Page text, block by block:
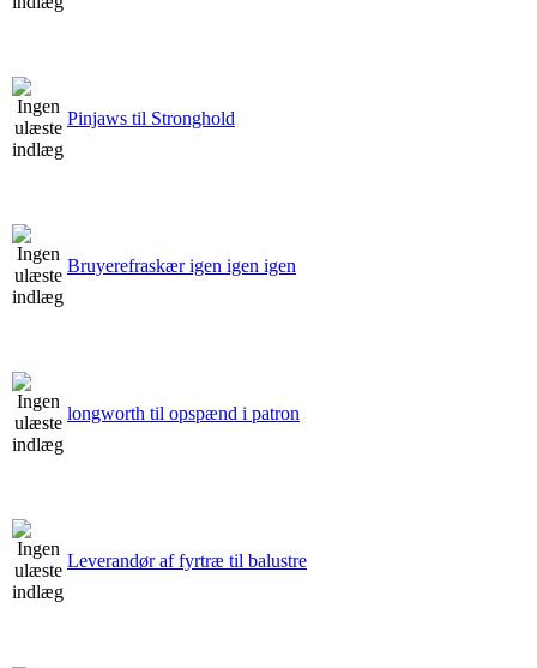
Pinjaws til Stronghold
Bruyerefraskær igen igen igen
longworth til opspænd i patron
Leverandør af fyrtræ til balustre